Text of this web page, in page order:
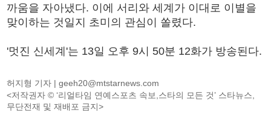
까움을 자아냈다. 이에 서리와 세계가 이대로 이별을
맞이하는 것일지 초미의 관심이 쏠렸다.
'멋진 신세계'는 13일 오후 9시 50분 12화가 방송된다.
허지형 기자 |geeh20@mtstarnews.com
<저작권자 © ‘리얼타임 연예스포츠 속보,스타의 모든 것’ 스타뉴스,
무단전재 및 재배포 금지>